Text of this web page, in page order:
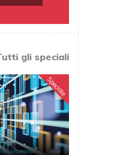
gli speciali
Speciale